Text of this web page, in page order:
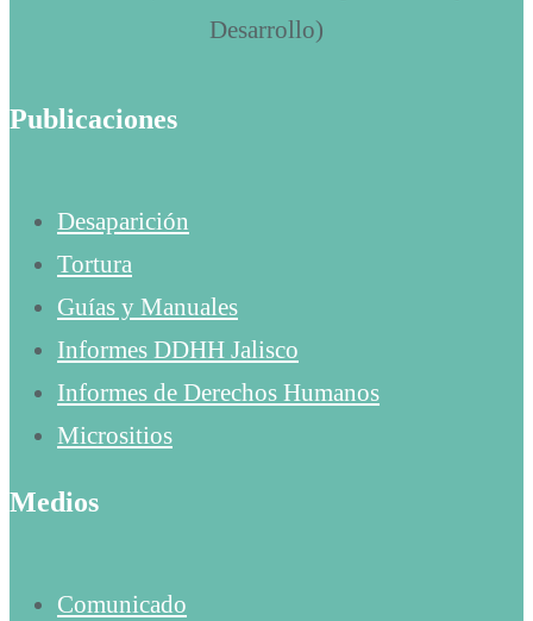
Publicaciones
Desaparición
Tortura
Guías y Manuales
Informes DDHH Jalisco
Informes de Derechos Humanos
Micrositios
Medios
Comunicado